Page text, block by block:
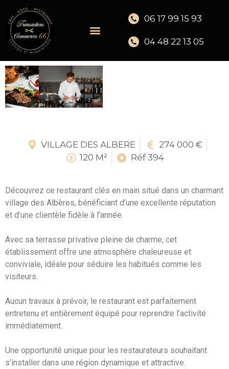
06 17 99 15 93
04 48 22 13 05
VILLAGE DES ALBERE
274 000 €
120 M²
Réf 394
Découvrez ce restaurant clés en main situé dans un charmant
village des Albères, bénéficiant d’une excellente réputation
et d’une clientèle fidèle à l’année.
Avec sa terrasse privative pleine de charme, cet
établissement offre une atmosphère chaleureuse et
conviviale, idéale pour séduire les habitués comme les
visiteurs.
Aucun travaux à prévoir, le restaurant est parfaitement
entretenu et entièrement équipé pour reprendre l’activité
immédiatement.
Une opportunité unique pour les restaurateurs souhaitant
s’installer dans une région dynamique et attractive.